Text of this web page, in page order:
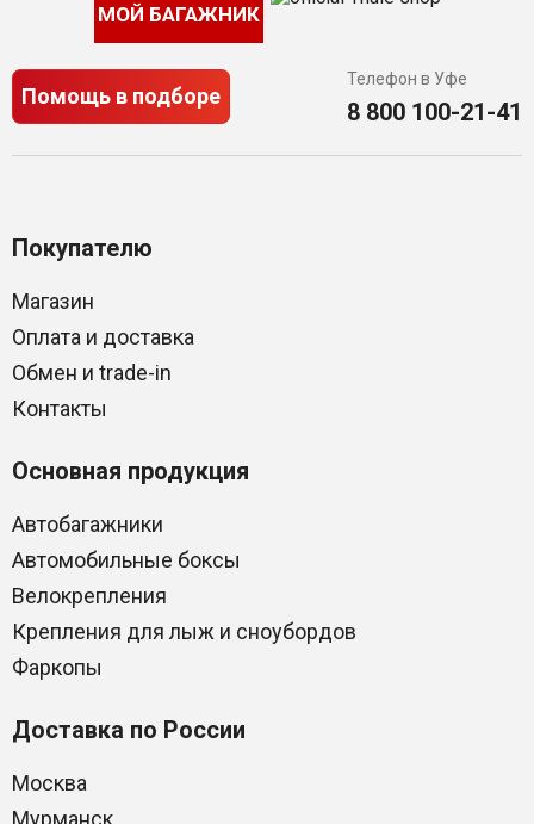
МОЙ БАГАЖНИК
Помощь в подборе
Телефон в Уфе
8 800 100-21-41
Покупателю
Магазин
Оплата и доставка
Обмен и trade-in
Контакты
Основная продукция
Автобагажники
Автомобильные боксы
Велокрепления
Крепления для лыж и сноубордов
Фаркопы
Доставка по России
Москва
Мурманск